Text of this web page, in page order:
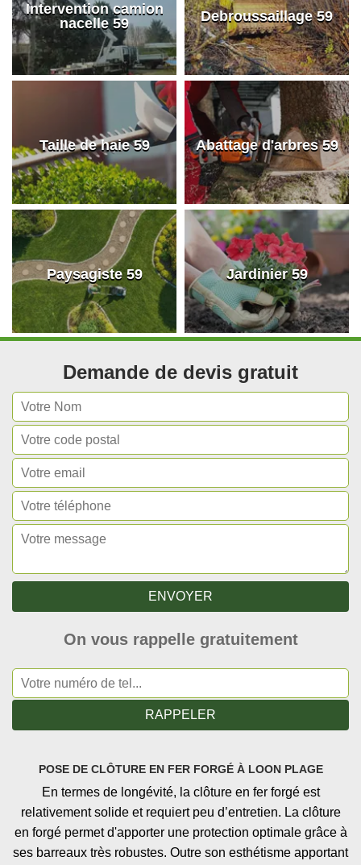
Intervention camion
nacelle 59
Debroussaillage 59
Taille de haie 59 Abattage d'arbres 59
Paysagiste 59 Jardinier 59
Demande de devis gratuit
On vous rappelle gratuitement
POSE DE CLÔTURE EN FER FORGÉ À LOON PLAGE
En termes de longévité, la clôture en fer forgé est
relativement solide et requiert peu d’entretien. La clôture
en forgé permet d'apporter une protection optimale grâce à
ses barreaux très robustes. Outre son esthétisme apportant